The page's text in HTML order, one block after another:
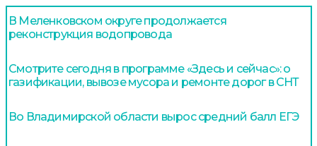
В Меленковском округе продолжается
реконструкция водопровода
Смотрите сегодня в программе «Здесь и сейчас»: о
газификации, вывозе мусора и ремонте дорог в СНТ
Во Владимирской области вырос средний балл ЕГЭ